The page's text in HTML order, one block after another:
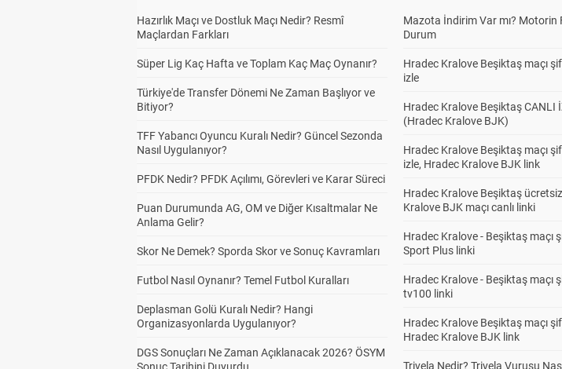
Hazırlık Maçı ve Dostluk Maçı Nedir? Resmî
Maçlardan Farkları
Süper Lig Kaç Hafta ve Toplam Kaç Maç Oynanır?
Türkiye'de Transfer Dönemi Ne Zaman Başlıyor ve
Bitiyor?
TFF Yabancı Oyuncu Kuralı Nedir? Güncel Sezonda
Nasıl Uygulanıyor?
PFDK Nedir? PFDK Açılımı, Görevleri ve Karar Süreci
Puan Durumunda AG, OM ve Diğer Kısaltmalar Ne
Anlama Gelir?
Skor Ne Demek? Sporda Skor ve Sonuç Kavramları
Futbol Nasıl Oynanır? Temel Futbol Kuralları
Deplasman Golü Kuralı Nedir? Hangi
Organizasyonlarda Uygulanıyor?
DGS Sonuçları Ne Zaman Açıklanacak 2026? ÖSYM
Mazota İndirim Var mı? Motorin
Durum
Hradec Kralove Beşiktaş maçı
izle
Hradec Kralove Beşiktaş CANLI
(Hradec Kralove BJK)
Hradec Kralove Beşiktaş maçı
izle, Hradec Kralove BJK link
Hradec Kralove Beşiktaş
Kralove BJK maçı canlı linki
Hradec Kralove - Beşiktaş maçı
Sport Plus linki
Hradec Kralove - Beşiktaş maçı
tv100 linki
Hradec Kralove Beşiktaş maçı
Hradec Kralove BJK link
Trivela Nedir? Trivela Vuruşu